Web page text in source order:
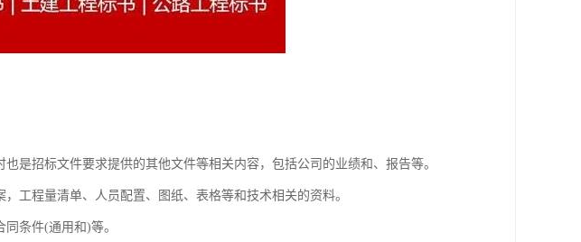
是招标文件要求提供的其他文件等相关内容，包括公司的业绩和、报告等。
工程量清单、人员配置、图纸、表格等和技术相关的资料。
条件(通用和)等。